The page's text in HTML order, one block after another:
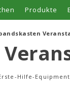
Produkte
Hilfe-